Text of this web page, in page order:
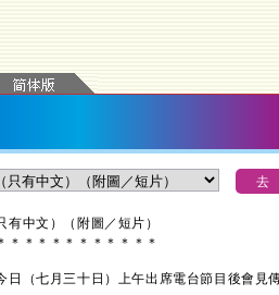
中文）（附圖／短片）
＊ ＊ ＊ ＊ ＊ ＊ ＊ ＊ ＊ ＊ ＊
（七月三十日）上午出席電台節目後會見